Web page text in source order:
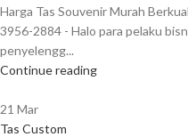
Harga Tas Souvenir Murah
3956-2884 - Halo para pelaku
penyelengg...
Continue reading
21 Mar
Tas Custom